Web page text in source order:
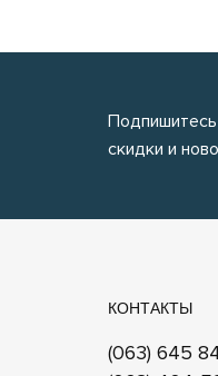
скидки и
КОНТАКТЫ
(063) 645